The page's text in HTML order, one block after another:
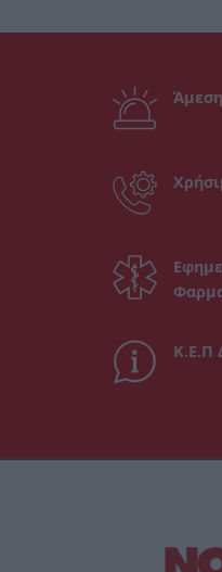
Κ.Ε.Π